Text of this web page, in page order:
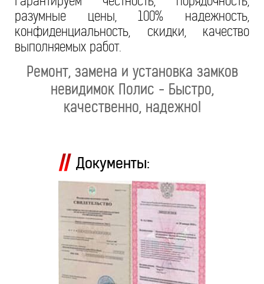
разумные цены, 100% надежность,
конфиденциальность, скидки, качество
выполняемых работ.
Ремонт, замена и установка замков
невидимок Полис - Быстро,
качественно, надежно!
Документы: